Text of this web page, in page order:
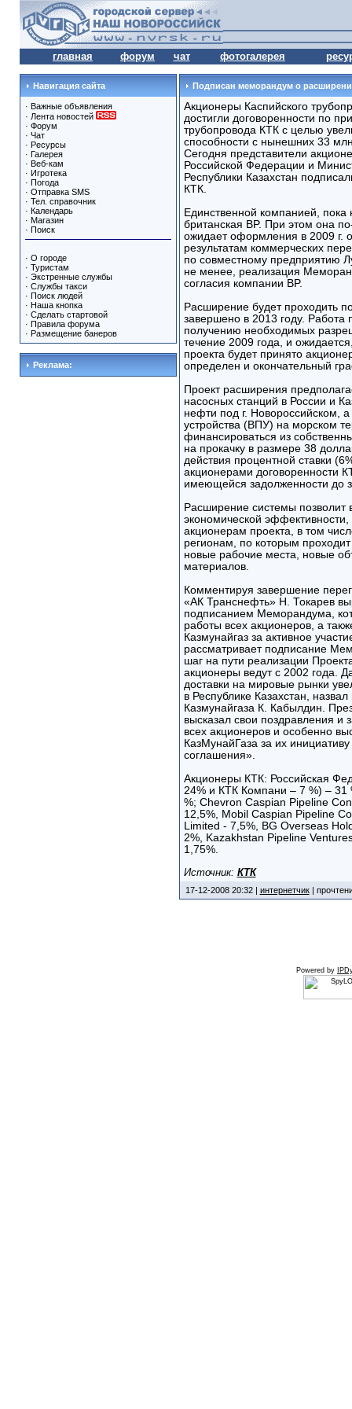
главная форум чат фотогалерея
Навигация сайта
· Важные объявления
· Лента новостей
· Форум
· Чат
· Ресурсы
· Галерея
· Веб-кам
· Игротека
· Погода
· Отправка SMS
· Тел. справочник
· Календарь
· Магазин
· Поиск
· О городе
· Туристам
· Экстренные службы
· Службы такси
· Поиск людей
· Наша кнопка
· Сделать стартовой
· Правила форума
· Размещение банеров
Реклама:
Подписан меморандум о
Акционеры Каспийского
достигли договоренности по
трубопровода КТК с целью
способности с нынешних 33
Сегодня представители
Российской Федерации и
Республики Казахстан
КТК.
Единственной компанией,
британская BP. При этом она
ожидает оформления в 2009 г.
результатам коммерческих
по совместному предприятию
не менее, реализация
согласия компании BP.
Расширение будет проходить
завершено в 2013 году. Работа
получению необходимых
течение 2009 года, и
проекта будет принято
определен и окончательный
Проект расширения
насосных станций в России и
нефти под г. Новороссийском, а
устройства (ВПУ) на морском
финансироваться из
на прокачку в размере 38
действия процентной ставки
акционерами договоренности
имеющейся задолженности до
Расширение системы позволит
экономической эффективности,
акционерам проекта, в том
регионам, по которым
новые рабочие места, новые
материалов.
Комментируя завершение
«АК Транснефть» Н. Токарев
подписанием Меморандума,
работы всех акционеров, а
Казмунайгаз за активное
рассматривает подписание
шаг на пути реализации
акционеры ведут с 2002 года.
доставки на мировые рынки
в Республике Казахстан,
Казмунайгаза К. Кабылдин.
высказал свои поздравления и
всех акционеров и особенно
КазМунайГаза за их
соглашения».
Акционеры КТК: Российская
24% и КТК Компани – 7 %) – 31
%; Chevron Caspian Pipeline
12,5%, Mobil Caspian Pipeline
Limited - 7,5%, BG Overseas
2%, Kazakhstan Pipeline
1,75%.
Источник: КТК
17-12-2008 20:32 | интернетчик|
Powered by